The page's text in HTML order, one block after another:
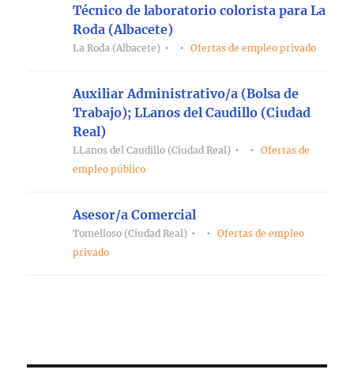
Técnico de laboratorio colorista para La
Roda (Albacete)
La Roda (Albacete) Ofertas de empleo privado
Auxiliar Administrativo/a (Bolsa de
Trabajo); LLanos del Caudillo (Ciudad
Real)
LLanos del Caudillo (Ciudad Real)
Ofertas de
empleo público
Asesor/a Comercial
Tomelloso (Ciudad Real)
Ofertas de empleo
privado